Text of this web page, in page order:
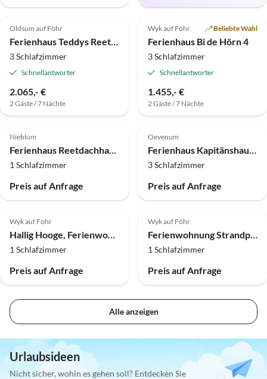
Top-Inserat
4.8 (6)
Oldsum auf Föhr
3 Schlafzimmer
Schnellantworter
2.065,- €
2 Gäste / 7 Nächte
5.0 (1)
Wyk auf Föhr Beliebte Wahl
Ferienhaus Bi de Hörn 4
3 Schlafzimmer
Schnellantworter
1.455,- €
2 Gäste / 7 Nächte
Nieblum
1 Schlafzimmer
Preis auf Anfrage
Oevenum
3 Schlafzimmer
Preis auf Anfrage
Wyk auf Föhr
1 Schlafzimmer
Preis auf Anfrage
Wyk auf Föhr
1 Schlafzimmer
Preis auf Anfrage
Alle anzeigen
Urlaubsideen
Nicht sicher, wohin es gehen soll? Entdecken Sie